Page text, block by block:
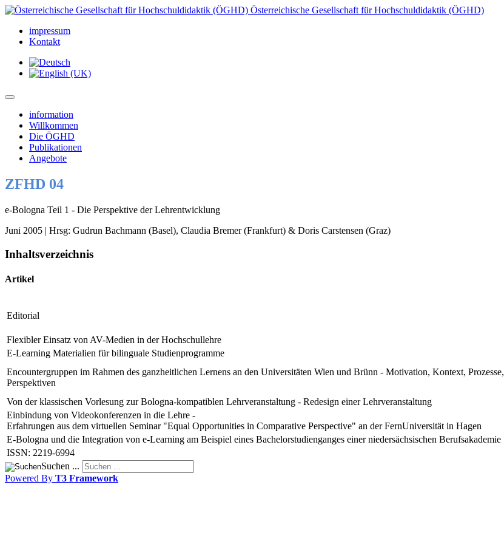
Österreichische Gesellschaft für Hochschuldidaktik (ÖGHD)
impressum
Kontakt
information
Willkommen
Die ÖGHD
Publikationen
Angebote
ZFHD 04
e-Bologna Teil 1 - Die Perspektive der Lehrentwicklung
Juni 2005 | Hrsg: Gudrun Bachmann (Basel), Claudia Bremer (Frankfurt) & Doris Carstensen (Graz)
Inhaltsverzeichnis
Artikel
Editorial
Flexibler Einsatz von AV-Medien in der Hochschullehre
E-Learning Materialien für bilinguale Studienprogramme
Encountergruppen im Rahmen des ganzheitlichen Lernens an den Universitäten Wien und Brünn - Motivation, Kontext, Prozesse,
Perspektiven
Von der klassischen Vorlesung zur Bologna-kompatiblen Lehrveranstaltung - Redesign einer Lehrveranstaltung
Einbindung von Videokonferenzen in die Lehre -
Erfahrungen aus dem virtuellen Seminar "Equal Opportunities in Comparative Perspective" an der FernUniversität in Hagen
E-Bologna und die Integration von e-Learning am Beispiel eines Bachelorstudienganges einer niedersächsischen Berufsakademie
ISSN: 2219-6994
Suchen ...
Powered By T3 Framework